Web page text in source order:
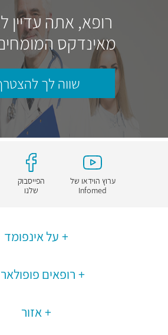
רופא, אתה עדיין
מאינדקס
שווה לך
ערוץ הוידאו של
Infomed
הפייסבוק
שלנו
על אינפומד
רופאים
אזור